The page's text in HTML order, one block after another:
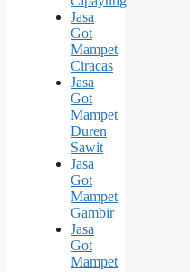
Jasa
Got
Mampet
Ciracas
Jasa
Got
Mampet
Duren
Sawit
Jasa
Got
Mampet
Gambir
Jasa
Got
Mampet